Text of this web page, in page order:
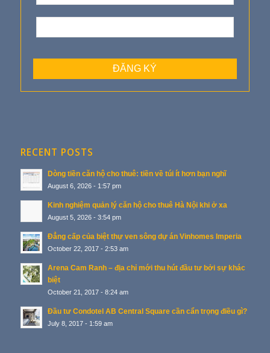
RECENT POSTS
Dòng tiền căn hộ cho thuê: tiền về túi ít hơn bạn nghĩ
August 6, 2026 - 1:57 pm
Kinh nghiệm quản lý căn hộ cho thuê Hà Nội khi ở xa
August 5, 2026 - 3:54 pm
Đẳng cấp của biệt thự ven sông dự án Vinhomes Imperia
October 22, 2017 - 2:53 am
Arena Cam Ranh – địa chỉ mới thu hút đầu tư bởi sự khác
biệt
October 21, 2017 - 8:24 am
Đầu tư Condotel AB Central Square cần cẩn trọng điều gì?
July 8, 2017 - 1:59 am